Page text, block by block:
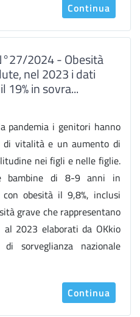
Continua
2024 - Obesità
nel 2023 i dati
in sovra...
pandemia i genitori hanno
di vitalità e un aumento di
nei figli e nelle figlie.
di 8-9 anni in
obesità il 9,8%, inclusi
grave che rappresentano
2023 elaborati da OKkio
sorveglianza nazionale
Continua